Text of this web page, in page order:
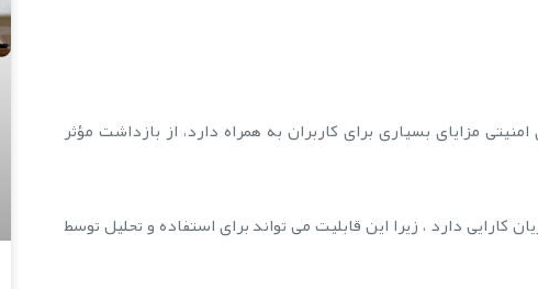
مزایای بسیاری برای کاربران به همراه دارد، از بازداشت مؤثر
دارد ، زیرا این قابلیت می تواند برای استفاده و تحلیل توسط